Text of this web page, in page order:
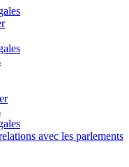
avec les parlements